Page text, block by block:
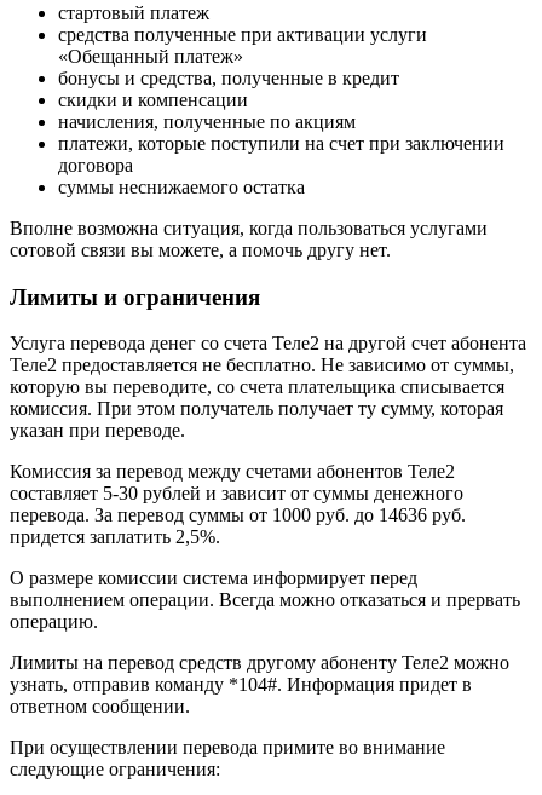
стартовый платеж
средства полученные при активации услуги
«Обещанный платеж»
бонусы и средства, полученные в кредит
скидки и компенсации
начисления, полученные по акциям
платежи, которые поступили на счет при заключении
договора
суммы неснижаемого остатка
Вполне возможна ситуация, когда пользоваться услугами
сотовой связи вы можете, а помочь другу нет.
Лимиты и ограничения
Услуга перевода денег со счета Теле2 на другой счет абонента
Теле2 предоставляется не бесплатно. Не зависимо от суммы,
которую вы переводите, со счета плательщика списывается
комиссия. При этом получатель получает ту сумму, которая
указан при переводе.
Комиссия за перевод между счетами абонентов Теле2
составляет 5-30 рублей и зависит от суммы денежного
перевода. За перевод суммы от 1000 руб. до 14636 руб.
придется заплатить 2,5%.
О размере комиссии система информирует перед
выполнением операции. Всегда можно отказаться и прервать
операцию.
Лимиты на перевод средств другому абоненту Теле2 можно
узнать, отправив команду *104#. Информация придет в
ответном сообщении.
При осуществлении перевода примите во внимание
следующие ограничения: